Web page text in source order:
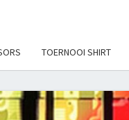
TOERNOOI SHIRT